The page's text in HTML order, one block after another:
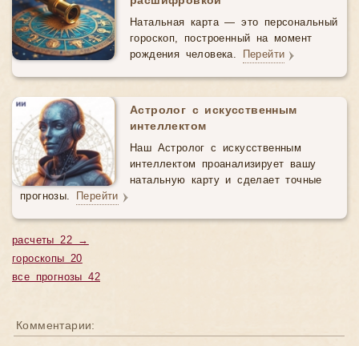
Натальная карта — это персональный
гороскоп, построенный на момент
рождения человека. Перейти
Астролог с искусственным
интеллектом
Наш Астролог с искусственным
интеллектом проанализирует вашу
натальную карту и сделает точные
прогнозы. Перейти
расчеты 22 →
гороскопы 20
все прогнозы 42
Комментарии: